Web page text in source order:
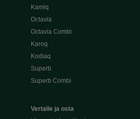
Kamiq
Octavia
Octavia Combi
Karoq
Kodiaq
Superb
Superb Combi
Vertaile ja osta